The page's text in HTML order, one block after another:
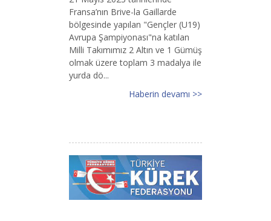
Fransa’nın Brive-la Gaillarde
bölgesinde yapılan "Gençler (U19)
Avrupa Şampiyonası"na katılan
Milli Takımımız 2 Altın ve 1 Gümüş
olmak üzere toplam 3 madalya ile
yurda dö...
Haberin devamı >>